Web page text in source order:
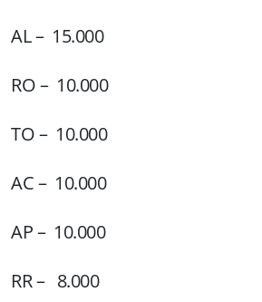
AL – 15.000
RO – 10.000
TO – 10.000
AC – 10.000
AP – 10.000
RR – 8.000